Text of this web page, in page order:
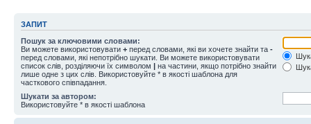
ЗАПИТ
Пошук за ключовими словами:
Ви можете використовувати + перед словами, які ви хочете знайти та -
перед словами, які непотрібно шукати. Ви можете використовувати
список слів, розділяючи їх символом | на частини, якщо потрібно знайти
лише одне з цих слів. Використовуйте * в якості шаблона для
часткового співпадання.
Шукати за автором:
Використовуйте * в якості шаблона